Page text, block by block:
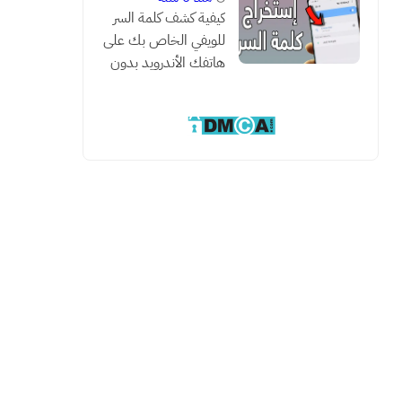
كيفية كشف كلمة السر
للويفي الخاص بك على
هاتفك الأندرويد بدون